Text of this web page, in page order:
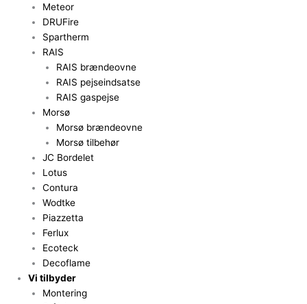
Meteor
DRUFire
Spartherm
RAIS
RAIS brændeovne
RAIS pejseindsatse
RAIS gaspejse
Morsø
Morsø brændeovne
Morsø tilbehør
JC Bordelet
Lotus
Contura
Wodtke
Piazzetta
Ferlux
Ecoteck
Decoflame
Vi tilbyder
Montering